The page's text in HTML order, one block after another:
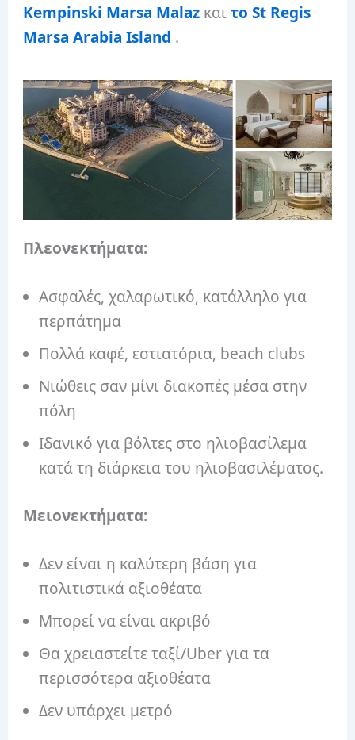
Kempinski Marsa Malaz καιτο St Regis
Marsa Arabia Island .
Πλεονεκτήματα:
Ασφαλές, χαλαρωτικό, κατάλληλο για
περπάτημα
Πολλά καφέ, εστιατόρια, beach clubs
Νιώθεις σαν μίνι διακοπές μέσα στην
πόλη
Ιδανικό για βόλτες στο ηλιοβασίλεμα
κατά τη διάρκεια του ηλιοβασιλέματος.
Μειονεκτήματα:
Δεν είναι η καλύτερη βάση για
πολιτιστικά αξιοθέατα
Μπορεί να είναι ακριβό
Θα χρειαστείτε ταξί/Uber για τα
περισσότερα αξιοθέατα
Δεν υπάρχει μετρό